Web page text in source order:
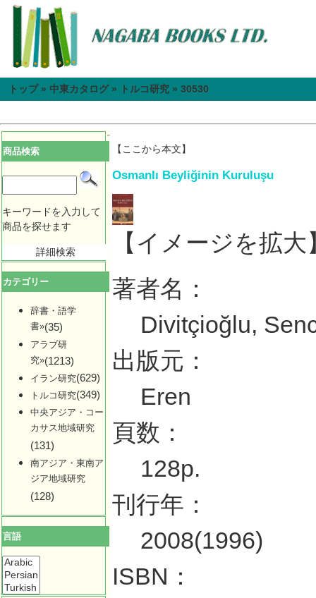
トップ» 中東カタログ» トルコ研究 » 30530
商品検索
キーワードを入力して
商品を探せます
詳細検索
カテゴリー
辞書・語学
書»(35)
アラブ研
究»(1213)
イラン研究(629)
トルコ研究(349)
中央アジア・コー
カサス地域研究
(131)
南アジア・東南ア
ジア地域研究
(128)
言語
【ここから本文】
Osmanlı Beyliğinin Kuruluşu
【イメージを拡大
著者名：
Divitçioğlu,
出版元：
Eren
頁数：
128p.
刊行年：
2008(1996)
ISBN：